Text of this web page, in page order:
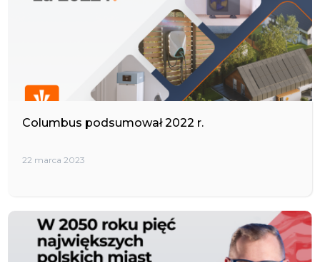
Columbus podsumował 2022 r.
22 marca 2023